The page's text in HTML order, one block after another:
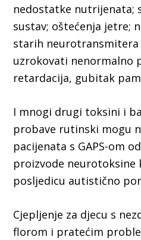
nedostatke nutrijenata;
sustav; oštećenja jetre;
starih
uzrokovati nenormalno
retardacija, gubitak
I mnogi drugi toksini i
probave rutinski mogu
pacijenata s GAPS-om
proizvode neurotoksine
posljedicu autistično
Cjepljenje za djecu s
florom i pratećim